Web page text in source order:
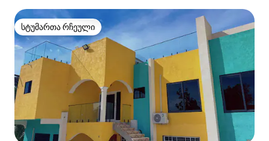
სტუმართა რჩეული
სტუმართა რჩეული